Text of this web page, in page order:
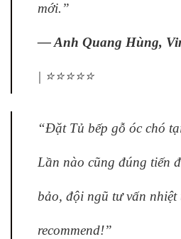
mới.”
— Anh Quang Hùng,
| ⭐⭐⭐⭐⭐
“Đặt Tủ bếp gỗ óc chó
Lần nào cũng đúng tiến
bảo, đội ngũ tư vấn
recommend!”